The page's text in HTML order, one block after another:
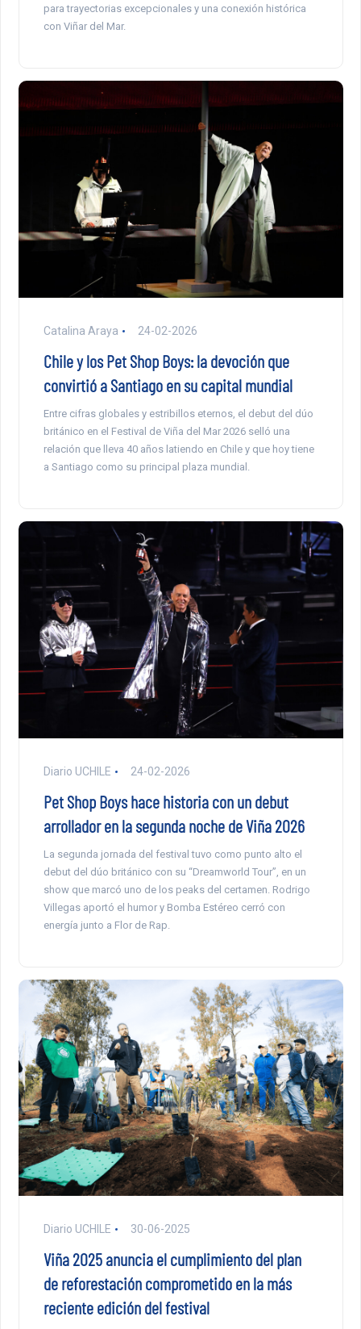
para trayectorias excepcionales y una conexión histórica
con Viñar del Mar.
Catalina Araya 24-02-2026
Chile y los Pet Shop Boys: la devoción que
convirtió a Santiago en su capital mundial
Entre cifras globales y estribillos eternos, el debut del dúo
británico en el Festival de Viña del Mar 2026 selló una
relación que lleva 40 años latiendo en Chile y que hoy tiene
a Santiago como su principal plaza mundial.
Diario UCHILE 24-02-2026
Pet Shop Boys hace historia con un debut
arrollador en la segunda noche de Viña 2026
La segunda jornada del festival tuvo como punto alto el
debut del dúo británico con su “Dreamworld Tour”, en un
show que marcó uno de los peaks del certamen. Rodrigo
Villegas aportó el humor y Bomba Estéreo cerró con
energía junto a Flor de Rap.
Diario UCHILE 30-06-2025
Viña 2025 anuncia el cumplimiento del plan
de reforestación comprometido en la más
reciente edición del festival